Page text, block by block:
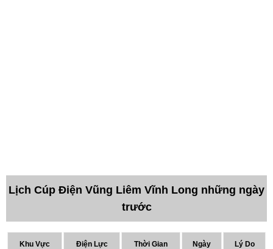
Lịch Cúp Điện Vũng Liêm Vĩnh Long những ngày
trước
Khu Vực Điện Lực Thời Gian Ngày Lý Do